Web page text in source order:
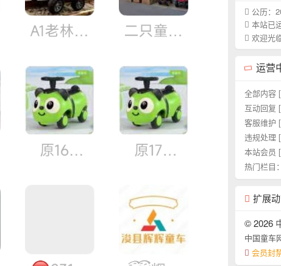
公历：
本站已
欢迎光
运营
全部内容 [
互动回复 [
客服维护 [
违规处理 [
本站会员 [
热门栏目：
扩展
© 2026
中国童车
会员封